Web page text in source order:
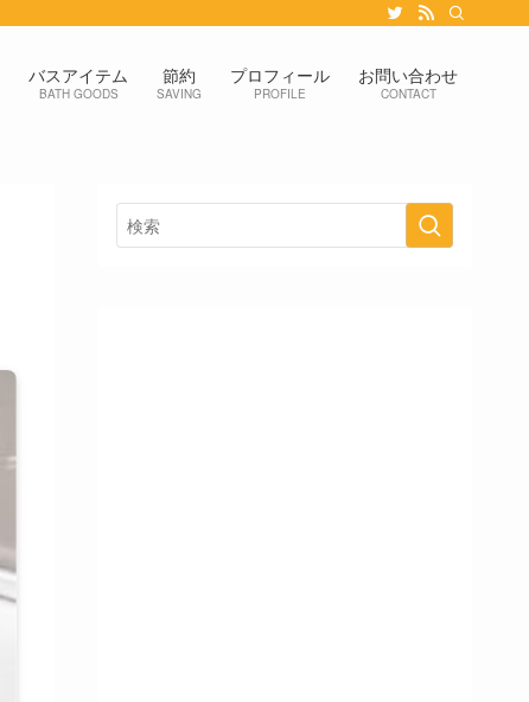
バスアイテム
BATH GOODS
節約
SAVING
プロフィール
PROFILE
お問い合わせ
CONTACT